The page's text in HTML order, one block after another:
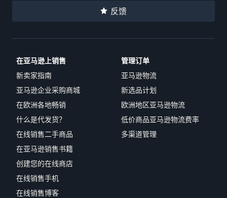
反馈
在亚马逊上销售
新卖家指南
亚马逊企业采购商城
在欧洲各地畅销
什么是代发货？
在线销售二手商品
在亚马逊销售书籍
创建您的在线商店
在线销售手机
在线销售博客
管理订单
亚马逊物流
新选品计划
欧洲地区亚马逊物流
低价商品亚马逊物流费率
多渠道管理